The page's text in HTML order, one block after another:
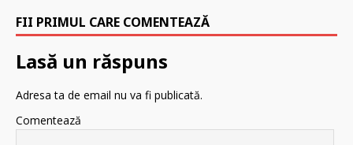
FII PRIMUL CARE COMENTEAZĂ
Lasă un răspuns
Adresa ta de email nu va fi publicată.
Comentează